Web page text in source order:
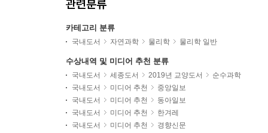
관련분류
카테고리 분류
국내도서 자연과학 물리학 물리학 일반
수상내역 및 미디어 추천 분류
국내도서 세종도서 2019년 교양도서
순수과학
국내도서
미디어 추천
중앙일보
국내도서
미디어 추천
동아일보
국내도서
미디어 추천
한겨레
국내도서
미디어 추천
경향신문